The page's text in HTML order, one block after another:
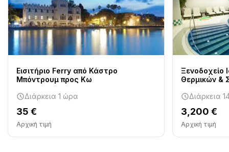
Εισιτήριο Ferry από Κάστρο
Μπόντρουμ προς Κω
Διάρκεια 1 ώρα
35 €
Αρχική τιμή
Ξενοδοχείο
Θερμικών &
Διάρκεια
3,200 €
Αρχική τιμή